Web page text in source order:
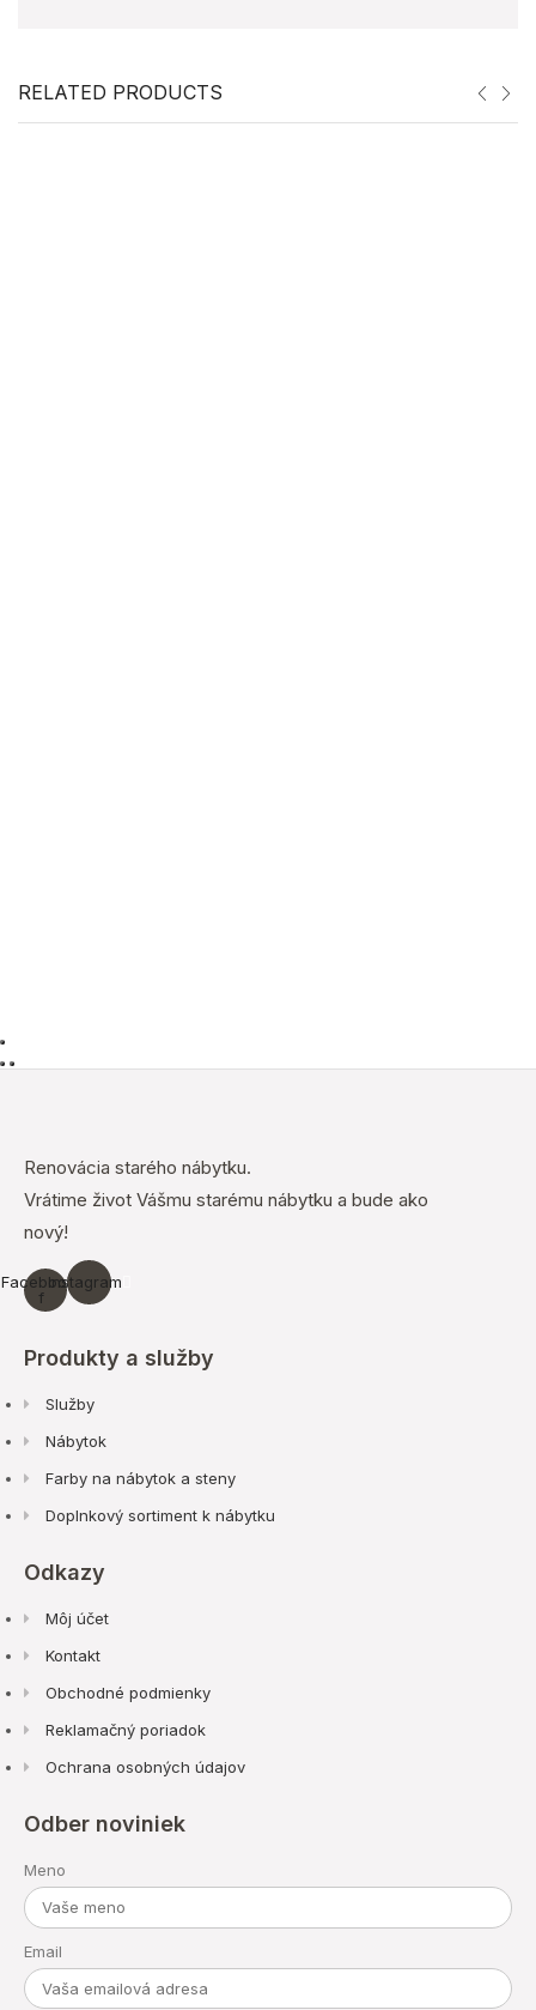
RELATED PRODUCTS
Renovácia starého nábytku.
Vrátime život Vášmu starému nábytku a bude ako
nový!
Facebook-
f
Instagram
Produkty a služby
Služby
Nábytok
Farby na nábytok a steny
Doplnkový sortiment k nábytku
Odkazy
Môj účet
Kontakt
Obchodné podmienky
Reklamačný poriadok
Ochrana osobných údajov
Odber noviniek
Meno
Email